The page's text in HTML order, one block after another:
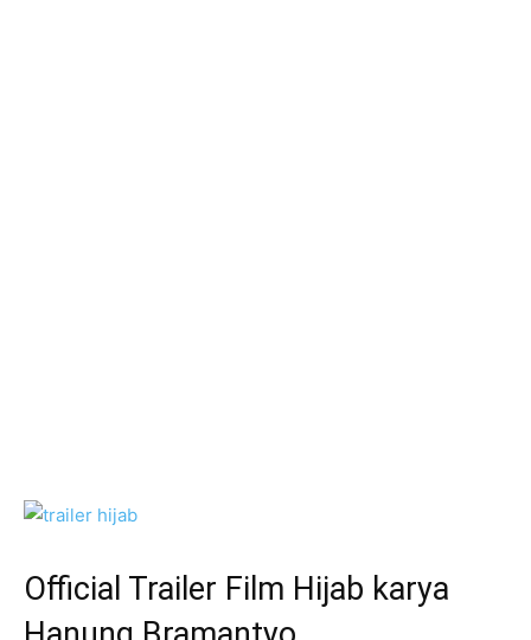
Official Trailer Film Hijab karya